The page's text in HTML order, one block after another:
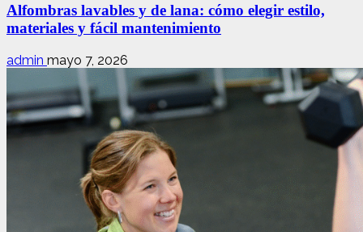
Alfombras lavables y de lana: cómo elegir estilo,
materiales y fácil mantenimiento
admin mayo 7, 2026